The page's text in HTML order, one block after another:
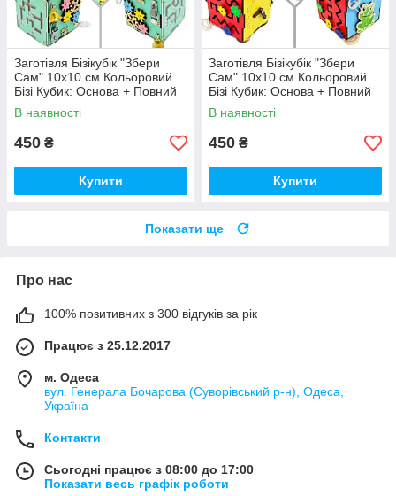
Заготівля Бізікубік "Збери
Сам" 10х10 см Кольоровий
Бізі Кубик: Основа + Повний
Комплект (в Розібраному
Виді) Кубік Бізи, Бірюза
В наявності
450 ₴
Купити
Заготівля Бізікубік "Збери
Сам" 10х10 см Кольоровий
Бізі Кубик: Основа + Повний
Комплект (в Розібраному
Виді) Кубік Бізи, Різнокол
В наявності
450 ₴
Купити
Показати ще
Про нас
100% позитивних з 300 відгуків за рік
Працює з 25.12.2017
м. Одеса
вул. Генерала Бочарова (Суворівський р-н), Одеса,
Україна
Контакти
Сьогодні працює з 08:00 до 17:00
Показати весь графік роботи